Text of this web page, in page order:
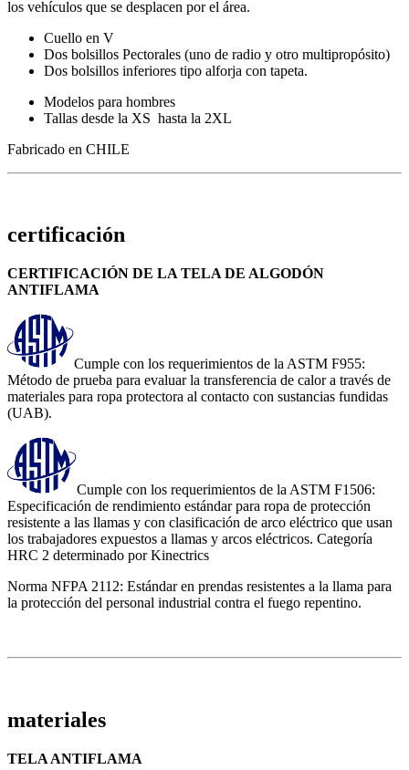
los vehículos que se desplacen por el área.
Cuello en V
Dos bolsillos Pectorales (uno de radio y otro multipropósito)
Dos bolsillos inferiores tipo alforja con tapeta.
Modelos para hombres
Tallas desde la XS hasta la 2XL
Fabricado en CHILE
certificación
CERTIFICACIÓN DE LA TELA DE ALGODÓN
ANTIFLAMA
Cumple con los requerimientos de la ASTM F955:
Método de prueba para evaluar la transferencia de calor a través de
materiales para ropa protectora al contacto con sustancias fundidas
(UAB).
Cumple con los requerimientos de la ASTM F1506:
Especificación de rendimiento estándar para ropa de protección
resistente a las llamas y con clasificación de arco eléctrico que usan
los trabajadores expuestos a llamas y arcos eléctricos. Categoría
HRC 2 determinado por Kinectrics
Norma NFPA 2112: Estándar en prendas resistentes a la llama para
la protección del personal industrial contra el fuego repentino.
materiales
TELA ANTIFLAMA